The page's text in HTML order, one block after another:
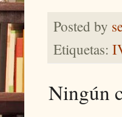
Posted by
Etiquetas:
Ningún